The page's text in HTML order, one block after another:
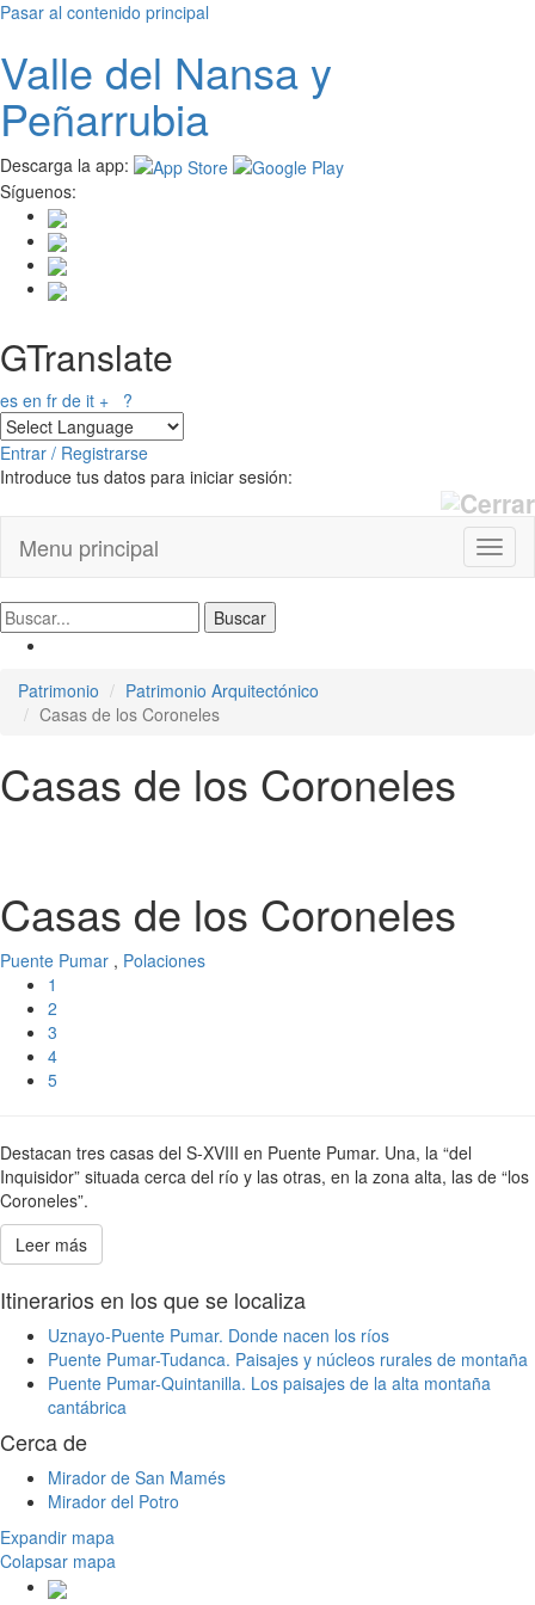
Pasar al contenido principal
Valle del Nansay
Peñarrubia
Descarga la app:
Síguenos:
GTranslate
es en fr de it + ?
Entrar / Registrarse
Introduce tus datos para iniciar sesión:
Menu principal
Patrimonio
Patrimonio Arquitectónico
Casas de los Coroneles
Casas de los Coroneles
Casas de los Coroneles
Puente Pumar , Polaciones
1
2
3
4
5
Destacan tres casas del S-XVIII en Puente Pumar. Una, la “del
Inquisidor” situada cerca del río y las otras, en la zona alta, las de “los
Coroneles”.
Leer más
Itinerarios en los que se localiza
Uznayo-Puente Pumar. Donde nacen los ríos
Puente Pumar-Tudanca. Paisajes y núcleos rurales de montaña
Puente Pumar-Quintanilla. Los paisajes de la alta montaña
cantábrica
Cerca de
Mirador de San Mamés
Mirador del Potro
Expandir mapa
Colapsar mapa